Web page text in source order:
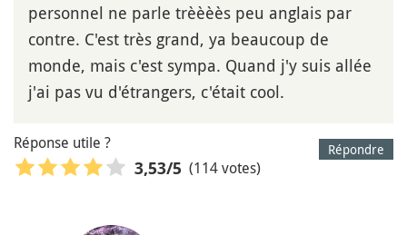
personnel ne parle trèèèès peu anglais par
contre. C'est très grand, ya beaucoup de
monde, mais c'est sympa. Quand j'y suis allée
j'ai pas vu d'étrangers, c'était cool.
Répondre
Réponse utile ?
3,53/5 (114 votes)